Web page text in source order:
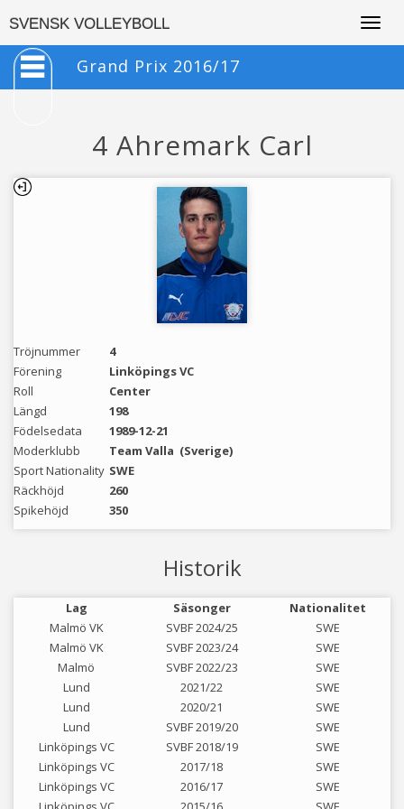
SVENSK VOLLEYBOLL
Grand Prix 2016/17
4 Ahremark Carl
Tröjnummer
4
Förening
Linköpings VC
Roll
Center
Längd
198
Födelsedata
1989-12-21
Moderklubb
Team Valla (Sverige)
Sport Nationality SWE
Räckhöjd
260
Spikehöjd
350
Historik
Lag Säsonger
Nationalitet
Malmö VK
SVBF 2024/25
SWE
Malmö VK
SVBF 2023/24
SWE
Malmö
SVBF 2022/23
SWE
Lund
2021/22
SWE
Lund
2020/21
SWE
Lund
SVBF 2019/20
SWE
Linköpings VC
SVBF 2018/19
SWE
Linköpings VC
2017/18
SWE
Linköpings VC
2016/17
SWE